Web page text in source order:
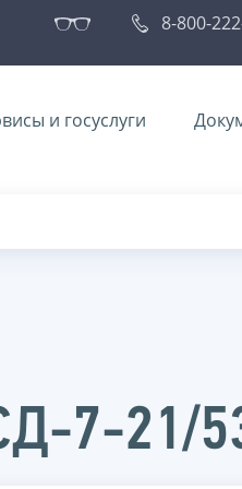
8-800-
и госуслуги
7-21/